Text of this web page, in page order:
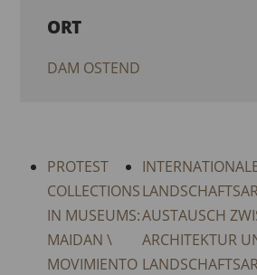
ORT
DAM OSTEND
PROTEST
COLLECTIONS
IN MUSEUMS:
MAIDAN \
MOVIMIENTO
AUSTAUSCH
ARCHITEKTUR